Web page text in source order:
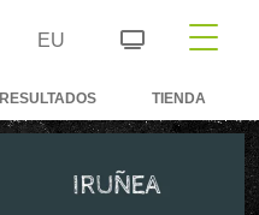
EU
RESULTADOS TIENDA